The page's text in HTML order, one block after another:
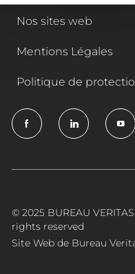
Nos sites web
Mentions Légales
Politique de
follow
us
© 2025 BUREAU
rights reserved
Site Web de Bureau